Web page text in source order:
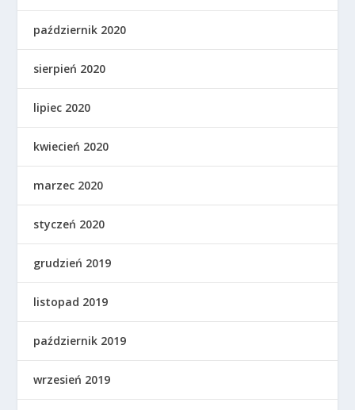
październik 2020
sierpień 2020
lipiec 2020
kwiecień 2020
marzec 2020
styczeń 2020
grudzień 2019
listopad 2019
październik 2019
wrzesień 2019